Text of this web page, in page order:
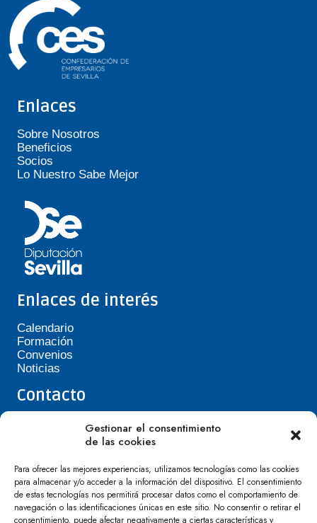
Gestionar el consentimiento
de las cookies
Para ofrecer las mejores experiencias, utilizamos tecnologías como las cookies
para almacenar y/o acceder a la información del dispositivo. El consentimiento
de estas tecnologías nos permitirá procesar datos como el comportamiento de
navegación o las identificaciones únicas en este sitio. No consentir o retirar el
consentimiento, puede afectar negativamente a ciertas características y
Enlaces
Sobre Nosotros
Beneficios
Socios
Lo Nuestro Sabe Mejor
Enlaces de interés
Calendario
Formación
Convenios
Noticias
Contacto
Teléfono de Asepavi: 623 394 601
asepavi20@gmail.com
Villafranca